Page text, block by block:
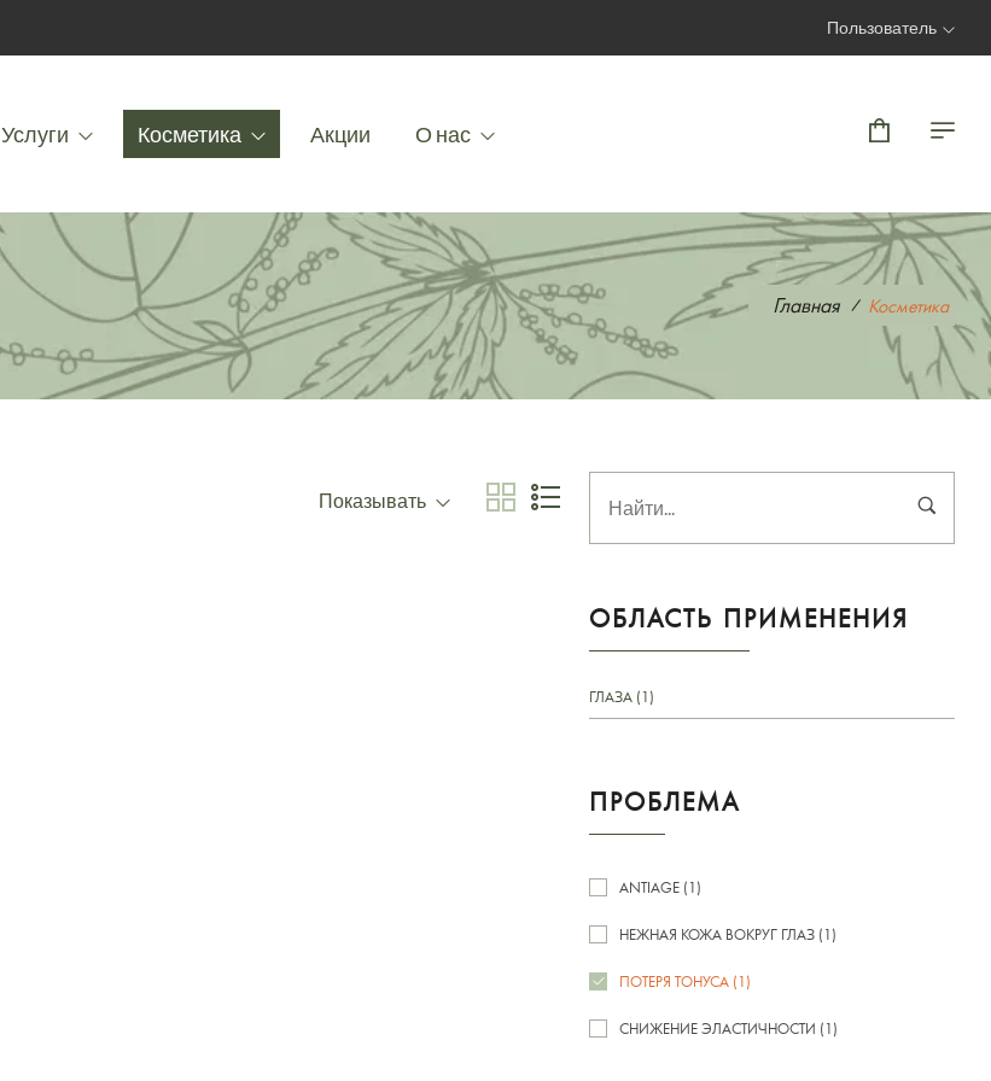
Пользователь
Услуги Косметика Акции О нас
Главная Косметика
Показывать
ОБЛАСТЬ ПРИМЕНЕНИЯ
ГЛАЗА (1)
ПРОБЛЕМА
ANTIAGE (1)
НЕЖНАЯ КОЖА ВОКРУГ ГЛАЗ (1)
ПОТЕРЯ ТОНУСА (1)
СНИЖЕНИЕ ЭЛАСТИЧНОСТИ (1)